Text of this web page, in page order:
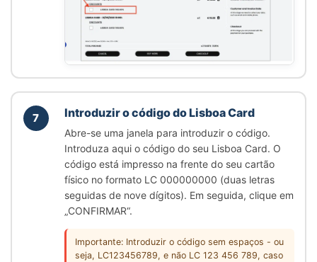
7 Introduzir o código do Lisboa Card
Abre-se uma janela para introduzir o código.
Introduza aqui o código do seu Lisboa Card. O
código está impresso na frente do seu cartão
físico no formato LC 000000000 (duas letras
seguidas de nove dígitos). Em seguida, clique em
„CONFIRMAR“.
Importante: Introduzir o código sem espaços - ou
seja, LC123456789, e não LC 123 456 789, caso